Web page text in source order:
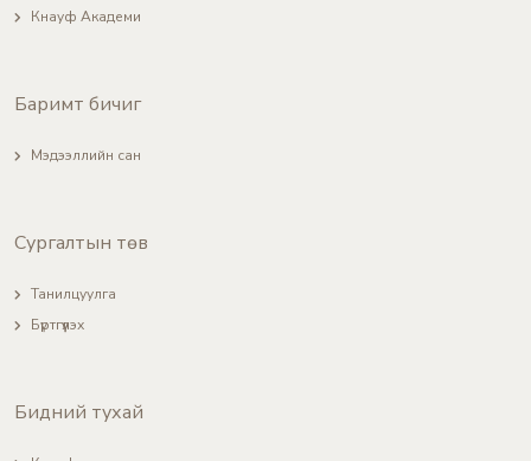
Кнауф Академи
Баримт бичиг
Мэдээллийн сан
Сургалтын төв
Танилцуулга
Бүртгүүлэх
Бидний тухай